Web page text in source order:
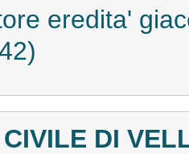
eredita'
DI